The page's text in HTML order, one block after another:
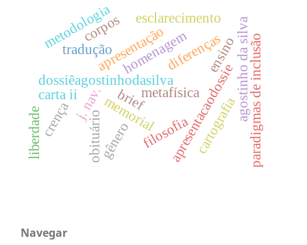
apresentação
dossiêagostinhodasilvaapresentacaodossie
tradução
brief
j. nav. agostinho da silva
carta ii
obituário
homenagem
memorial
diferenças
corpos
paradigmas de inclusão
filosofia
metafísica
crença cartografia
metodologia
gênero
esclarecimento
liberdade
ensino
Navegar